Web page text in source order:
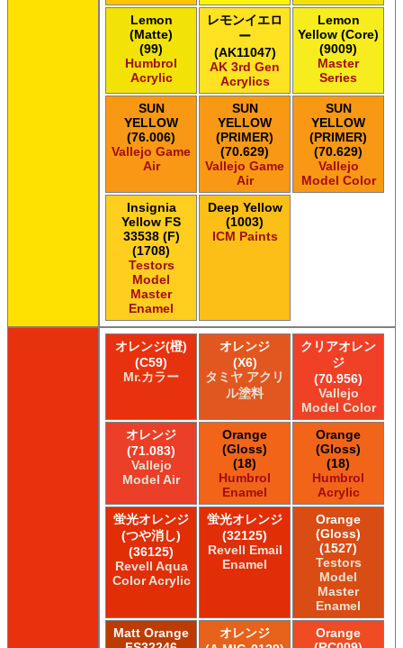
Lemon
(Matte)
(99)
Humbrol
Acrylic
レモンイエロ
ー
(AK11047)
AK 3rd Gen
Acrylics
Lemon
Yellow (Core)
(9009)
Master
Series
SUN
YELLOW
(76.006)
Vallejo Game
Air
SUN
YELLOW
(PRIMER)
(70.629)
Vallejo Game
Air
SUN
YELLOW
(PRIMER)
(70.629)
Vallejo
Model Color
Insignia
Yellow FS
33538 (F)
(1708)
Testors
Model
Master
Enamel
Deep Yellow
(1003)
ICM Paints
オレンジ(橙)
(C59)
Mr.カラー
オレンジ
(X6)
タミヤ アクリ
ル塗料
クリアオレン
ジ
(70.956)
Vallejo
Model Color
オレンジ
(71.083)
Vallejo
Model Air
Orange
(Gloss)
(18)
Humbrol
Enamel
Orange
(Gloss)
(18)
Humbrol
Acrylic
蛍光オレンジ
(つや消し)
(36125)
Revell Aqua
Color Acrylic
蛍光オレンジ
(32125)
Revell Email
Enamel
Orange
(Gloss)
(1527)
Testors
Model
Master
Enamel
Matt Orange
オレンジ
Orange